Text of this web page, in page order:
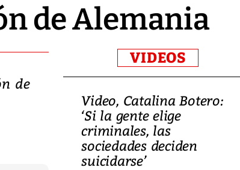
de Alemania
de
VIDEOS
Video, Catalina Botero:
‘Si la gente elige
criminales, las
sociedades deciden
suicidarse’